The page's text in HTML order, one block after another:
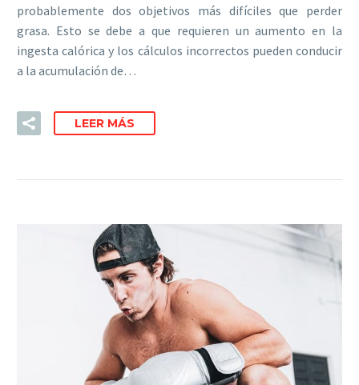
probablemente dos objetivos más difíciles que perder
grasa. Esto se debe a que requieren un aumento en la
ingesta calórica y los cálculos incorrectos pueden conducir
a la acumulación de…
LEER MÁS